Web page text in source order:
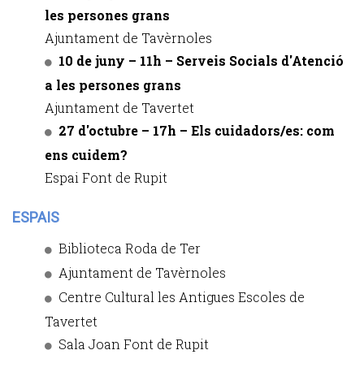
les persones grans
Ajuntament de Tavèrnoles
10 de juny – 11h – Serveis Socials d'Atenció
a les persones grans
Ajuntament de Tavertet
27 d'octubre – 17h – Els cuidadors/es: com
ens cuidem?
Espai Font de Rupit
ESPAIS
Biblioteca Roda de Ter
Ajuntament de Tavèrnoles
Centre Cultural les Antigues Escoles de
Tavertet
Sala Joan Font de Rupit